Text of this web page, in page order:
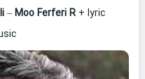
– Moo Ferferi R+ lyric